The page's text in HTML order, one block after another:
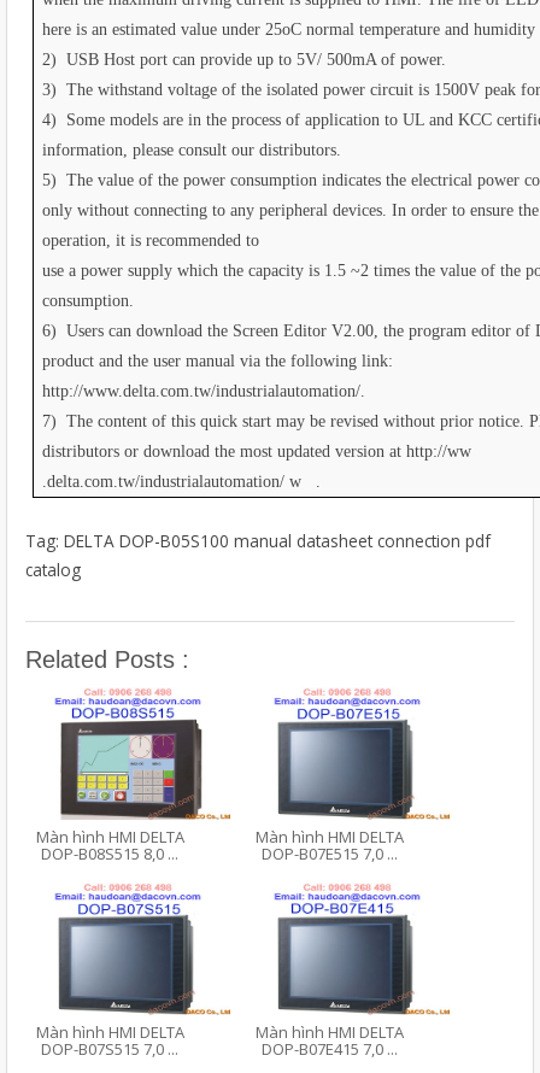
here is an estimated value under 25oC normal temperature and
2) USB Host port can provide up to 5V/ 500mA of power.
3) The withstand voltage of the isolated power circuit is 1500V peak
4) Some models are in the process of application to UL and KCC
information, please consult our distributors.
5) The value of the power consumption indicates the electrical power
only without connecting to any peripheral devices. In order to ensure
operation, it is recommended to
use a power supply which the capacity is 1.5 ~2 times the value of the
consumption.
6) Users can download the Screen Editor V2.00, the program editor of
product and the user manual via the following link:
http://www.delta.com.tw/industrialautomation/.
7) The content of this quick start may be revised without prior notice.
distributors or download the most updated version at http://ww
.delta.com.tw/industrialautomation/ w .
Tag: DELTA DOP-B05S100 manual datasheet connection pdf
catalog
Related Posts :
Màn hình HMI DELTA
DOP-B08S515 8,0 ...
Màn hình HMI DELTA
DOP-B07E515 7,0 ...
Màn hình HMI DELTA
DOP-B07S515 7,0 ...
Màn hình HMI DELTA
DOP-B07E415 7,0 ...